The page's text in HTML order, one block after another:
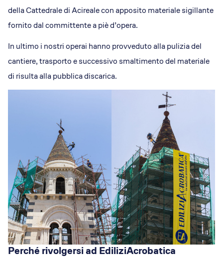
della Cattedrale di Acireale con apposito materiale sigillante
fornito dal committente a piè d’opera.
In ultimo i nostri operai hanno provveduto alla pulizia del
cantiere, trasporto e successivo smaltimento del materiale
di risulta alla pubblica discarica.
Perché rivolgersi ad EdiliziAcrobatica